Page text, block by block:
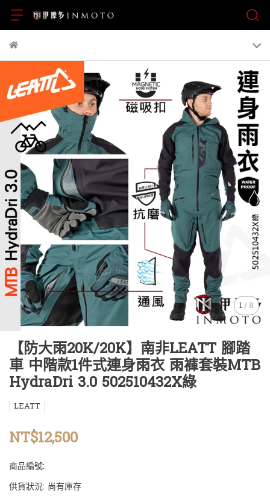
1/8
【防大雨20K/20K】南非LEATT 腳踏
車 中階款1件式連身雨衣 雨褲套裝MTB
HydraDri 3.0 502510432X綠
LEATT
NT$12,500
商品編號:
供貨狀況: 尚有庫存